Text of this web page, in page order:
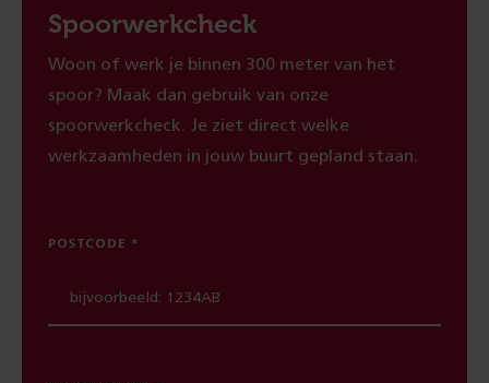
Spoorwerkcheck
Woon of werk je binnen 300 meter van het
spoor? Maak dan gebruik van onze
spoorwerkcheck. Je ziet direct welke
werkzaamheden in jouw buurt gepland staan.
POSTCODE